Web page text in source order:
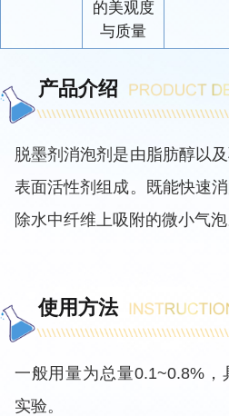
的美观度
与质量
产品介绍
脱墨剂消泡剂是由脂肪醇以
表面活性剂组成。既能快速
除水中纤维上吸附的微小气泡
使用方法
一般用量为总量0.1~0.8%，
实验。